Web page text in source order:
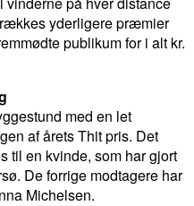
yderligere præmier
publikum for i alt kr.
med en let
af årets Thit pris. Det
til en kvinde, som har gjort
De forrige modtagere har
Michelsen.